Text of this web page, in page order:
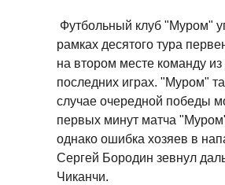
Футбольный клуб "Муром"
рамках десятого тура
на втором месте команду
последних играх. "Муром"
случае очередной победы
первых минут матча "Муром"
однако ошибка хозяев в
Сергей Бородин зевнул
Чиканчи.